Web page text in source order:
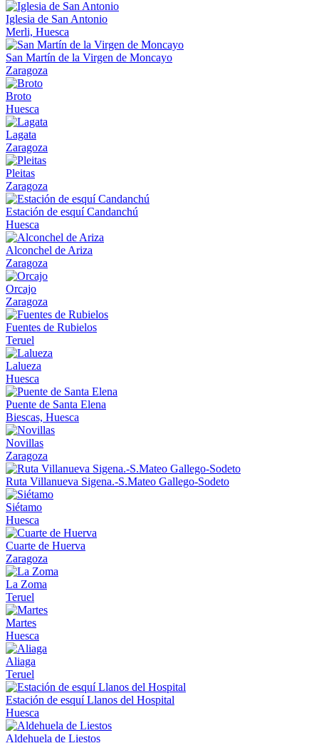
Iglesia de San Antonio
Merli, Huesca
San Martín de la Virgen de Moncayo
Zaragoza
Broto
Huesca
Lagata
Zaragoza
Pleitas
Zaragoza
Estación de esquí Candanchú
Huesca
Alconchel de Ariza
Zaragoza
Orcajo
Zaragoza
Fuentes de Rubielos
Teruel
Lalueza
Huesca
Puente de Santa Elena
Biescas, Huesca
Novillas
Zaragoza
Ruta Villanueva Sigena.-S.Mateo Gallego-Sodeto
Siétamo
Huesca
Cuarte de Huerva
Zaragoza
La Zoma
Teruel
Martes
Huesca
Aliaga
Teruel
Estación de esquí Llanos del Hospital
Huesca
Aldehuela de Liestos